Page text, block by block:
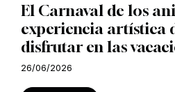
El Carnaval de los
experiencia artística
disfrutar en las
26/06/2026